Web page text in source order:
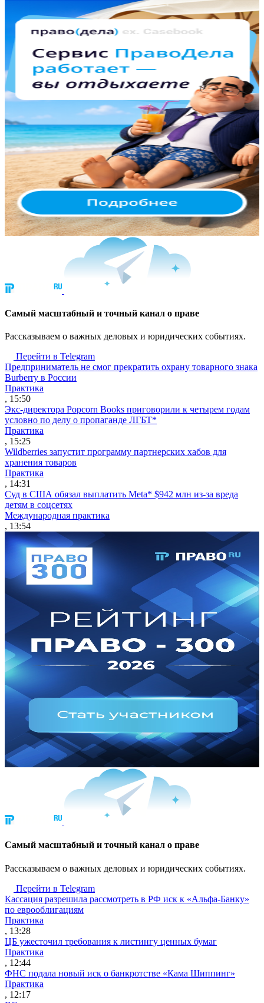
Cамый масштабный и точный канал о праве
Рассказываем о важных деловых и юридических событиях.
Перейти в Telegram
Предприниматель не смог прекратить охрану товарного знака
Burberry в России
Практика
, 15:50
Экс-директора Popcorn Books приговорили к четырем годам
условно по делу о пропаганде ЛГБТ*
Практика
, 15:25
Wildberries запустит программу партнерских хабов для
хранения товаров
Практика
, 14:31
Суд в США обязал выплатить Meta* $942 млн из-за вреда
детям в соцсетях
Международная практика
, 13:54
Cамый масштабный и точный канал о праве
Рассказываем о важных деловых и юридических событиях.
Перейти в Telegram
Кассация разрешила рассмотреть в РФ иск к «Альфа-Банку»
по еврооблигациям
Практика
, 13:28
ЦБ ужесточил требования к листингу ценных бумаг
Практика
, 12:44
ФНС подала новый иск о банкротстве «Кама Шиппинг»
Практика
, 12:17